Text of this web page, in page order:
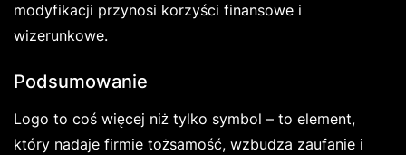
modyfikacji przynosi korzyści finansowe i
wizerunkowe.
Podsumowanie
Logo to coś więcej niż tylko symbol – to element,
który nadaje firmie tożsamość, wzbudza zaufanie i